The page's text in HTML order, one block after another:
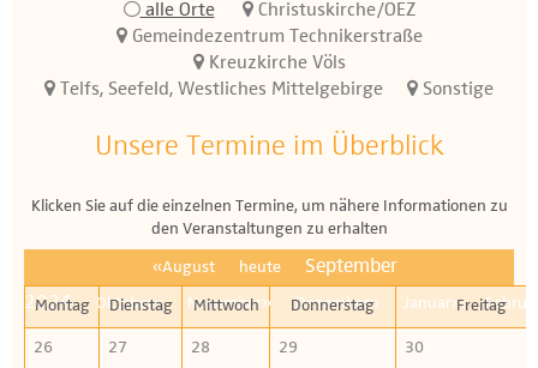
alle Orte
Christuskirche/OEZ
Gemeindezentrum Technikerstraße
Kreuzkirche Völs
Telfs, Seefeld, Westliches Mittelgebirge
Sonstige
Unsere Termine im Überblick
Klicken Sie auf die einzelnen Termine, um nähere Informationen zu
den Veranstaltungen zu erhalten
«August heute
September
2024
Oktober» November» Dezember» Januar»
Montag Dienstag Mittwoch Donnerstag Freitag
26 27 28 29 30